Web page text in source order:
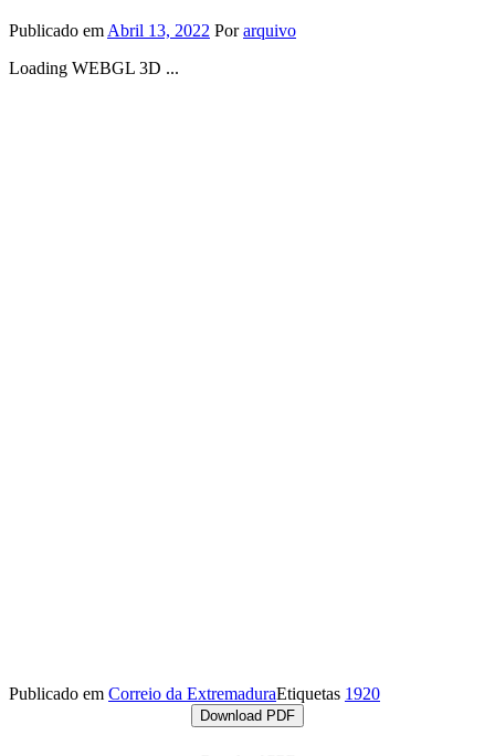
Publicado emAbril 13, 2022 Porarquivo
Loading WEBGL 3D ...
Publicado em Correio da ExtremaduraEtiquetas 1920
Download PDF